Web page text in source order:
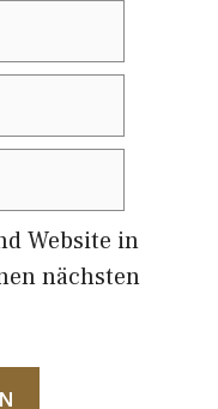
Website in
nächsten